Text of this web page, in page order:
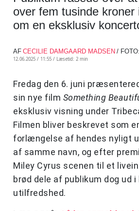
over fem tusinde kroner
om en eksklusiv
AF CECILIE DAMGAARD MADSEN /
12.06.2025 / 11:55 / Læsetid: 2 min
Fredag den 6. juni
sin nye film Something
eksklusiv visning under
Filmen bliver beskrevet som
forlængelse af hendes nyligt
af samme navn, og efter
Miley Cyrus scenen til et
brød dele af publikum dog ud
utilfredshed.